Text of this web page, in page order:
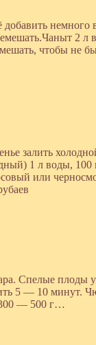
немного
2 л
чтобы не
залить
1 л воды, 100
или
Спелые плоды
5 — 10 минут.
— 500 г…